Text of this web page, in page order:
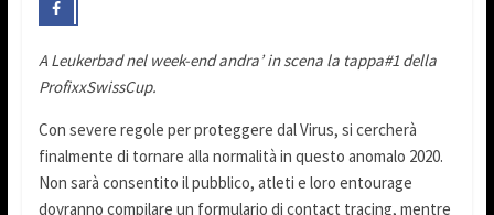
A Leukerbad nel week-end andra’ in scena la tappa#1 della
ProfixxSwissCup.
Con severe regole per proteggere dal Virus, si cercherà
finalmente di tornare alla normalità in questo anomalo 2020.
Non sarà consentito il pubblico, atleti e loro entourage
dovranno compilare un formulario di contact tracing, mentre